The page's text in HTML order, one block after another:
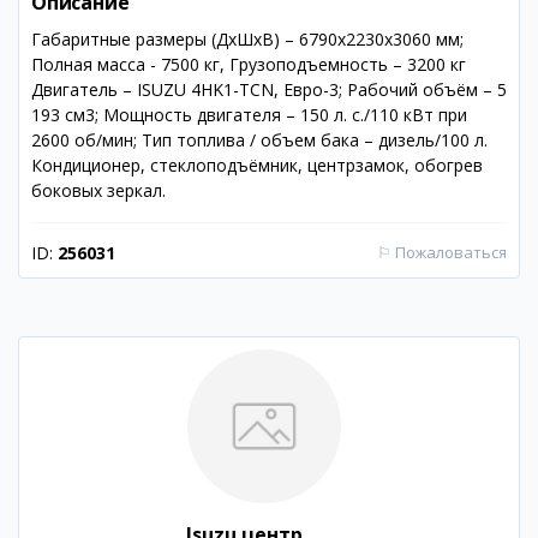
Габаритные размеры (ДхШхВ) – 6790х2230х3060 мм;
Полная масса - 7500 кг, Грузоподъемность – 3200 кг
Двигатель – ISUZU 4HK1-TCN, Евро-3; Рабочий объём – 5
193 см3; Мощность двигателя – 150 л. с./110 кВт при
2600 об/мин; Тип топлива / объем бака – дизель/100 л.
Кондиционер, стеклоподъёмник, центрзамок, обогрев
боковых зеркал.
ID: 256031 ⚐ Пожаловаться